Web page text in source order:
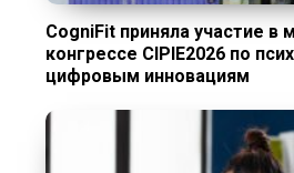
CogniFit приняла участие
конгрессе CIPIE2026 по
цифровым инновациям